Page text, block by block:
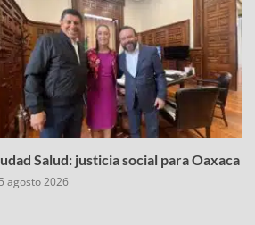
Salud: justicia social para Oaxaca
5 agosto 2026